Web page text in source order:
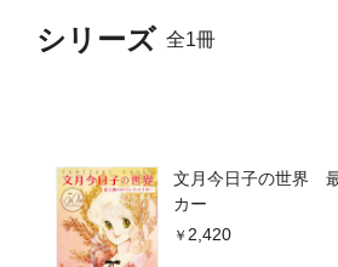
シリーズ 全1冊
文月今日子の世界
カー
2,420